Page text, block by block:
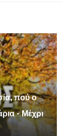
πού ο
- Μέχρι